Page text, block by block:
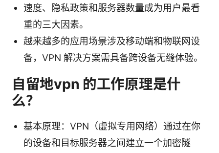
速度、隐私政策和服务器数量成为用户最看
重的三大因素。
越来越多的应用场景涉及移动端和物联网设
备，VPN 解决方案需具备跨设备无缝体验。
自留地vpn 的工作原理是什
么？
基本原理：VPN（虚拟专用网络）通过在你
的设备和目标服务器之间建立一个加密隧